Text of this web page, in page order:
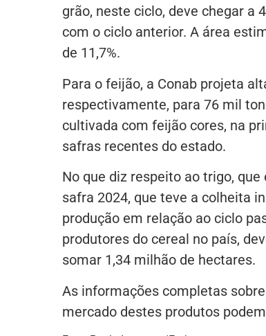
grão, neste ciclo, deve chegar a
com o ciclo anterior. A área
de 11,7%.
Para o feijão, a Conab projeta
respectivamente, para 76 mil
cultivada com feijão cores, na
safras recentes do estado.
No que diz respeito ao trigo,
safra 2024, que teve a colheita
produção em relação ao ciclo
produtores do cereal no país,
somar 1,34 milhão de hectares.
As informações completas
mercado destes produtos